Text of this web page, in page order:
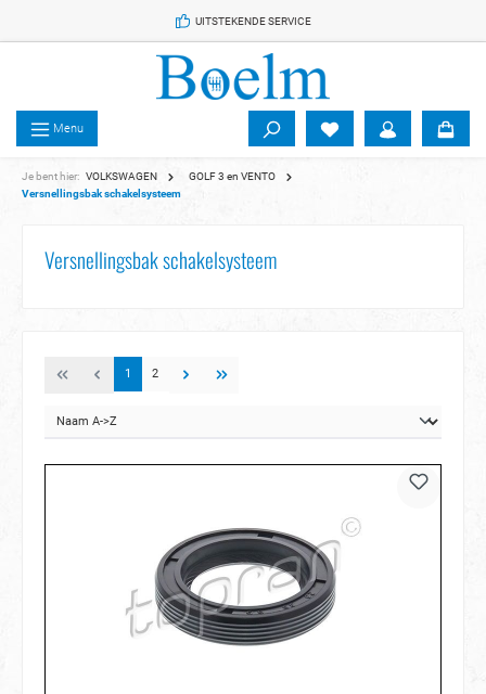
UITSTEKENDE SERVICE
Menu
Je bent hier: VOLKSWAGEN
GOLF 3 en VENTO
Versnellingsbak schakelsysteem
Versnellingsbak schakelsysteem
1 2